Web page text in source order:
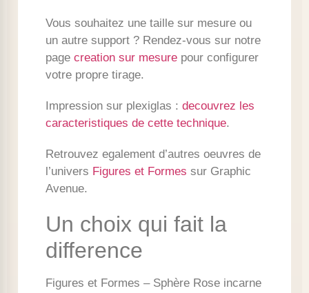
Vous souhaitez une taille sur mesure ou
un autre support ? Rendez-vous sur notre
page creation sur mesure pour configurer
votre propre tirage.
Impression sur plexiglas : decouvrez les
caracteristiques de cette technique.
Retrouvez egalement d’autres oeuvres de
l’univers Figures et Formes sur Graphic
Avenue.
Un choix qui fait la
difference
Figures et Formes – Sphère Rose incarne